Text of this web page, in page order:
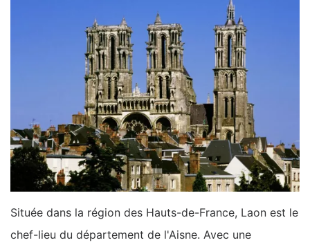
Située dans la région des Hauts-de-France, Laon est le
chef-lieu du département de l'Aisne. Avec une